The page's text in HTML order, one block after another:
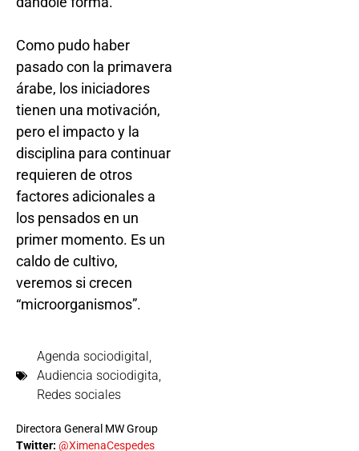
Como pudo haber
pasado con la primavera
árabe, los iniciadores
tienen una motivación,
pero el impacto y la
disciplina para continuar
requieren de otros
factores adicionales a
los pensados en un
primer momento. Es un
caldo de cultivo,
veremos si crecen
“microorganismos”.
Agenda sociodigital,
Audiencia sociodigita,
Redes sociales
Directora General MW Group
Twitter: @XimenaCespedes